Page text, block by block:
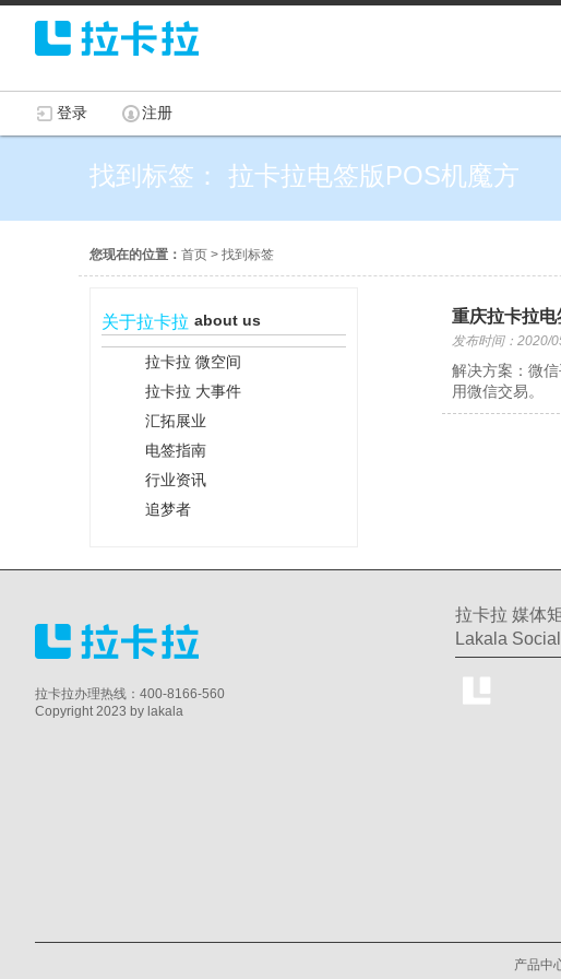
登录 注册
找到标签： 拉卡拉电签版POS机魔方
您现在的位置： 首页 > 找到标签
关于拉卡拉 about us
拉卡拉 微空间
拉卡拉 大事件
汇拓展业
电签指南
行业资讯
追梦者
重庆拉卡拉
发布时间：2020/
解决方案：微
用微信交易。
拉卡拉办理热线：400-8166-560
Copyright 2023 by lakala
拉卡拉 媒体
Lakala
产品中